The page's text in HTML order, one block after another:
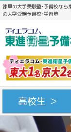
諫早の大学受験塾･予備校なら
の大学受験予備校･学習塾
高校生 ＞